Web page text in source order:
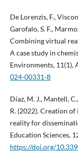
De Lorenzis, F.,
Garofalo, S. F.,
Combining virtual
A case study in
Environments, 11(1),
024-00331-8
Díaz, M. J., Mantell,
R. (2022). Creation
reality for
Education Sciences,
https://doi.org/